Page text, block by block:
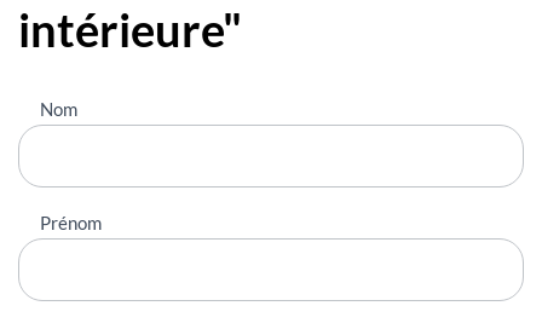
intérieure"
Nous
contacter
Nom
Prénom